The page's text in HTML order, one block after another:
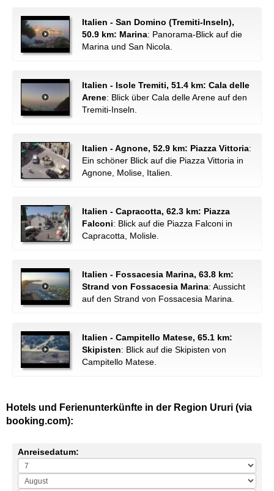
Italien - San Domino (Tremiti-Inseln),
50.9 km: Marina: Panorama-Blick auf die
Marina und San Nicola.
Italien - Isole Tremiti, 51.4 km: Cala delle
Arene: Blick über Cala delle Arene auf den
Tremiti-Inseln.
Italien - Agnone, 52.9 km: Piazza Vittoria:
Ein schöner Blick auf die Piazza Vittoria in
Agnone, Molise, Italien.
Italien - Capracotta, 62.3 km: Piazza
Falconi: Blick auf die Piazza Falconi in
Capracotta, Molisle.
Italien - Fossacesia Marina, 63.8 km:
Strand von Fossacesia Marina: Aussicht
auf den Strand von Fossacesia Marina.
Italien - Campitello Matese, 65.1 km:
Skipisten: Blick auf die Skipisten von
Campitello Matese.
Hotels und Ferienunterkünfte in der Region Ururi (via
booking.com):
Anreisedatum: